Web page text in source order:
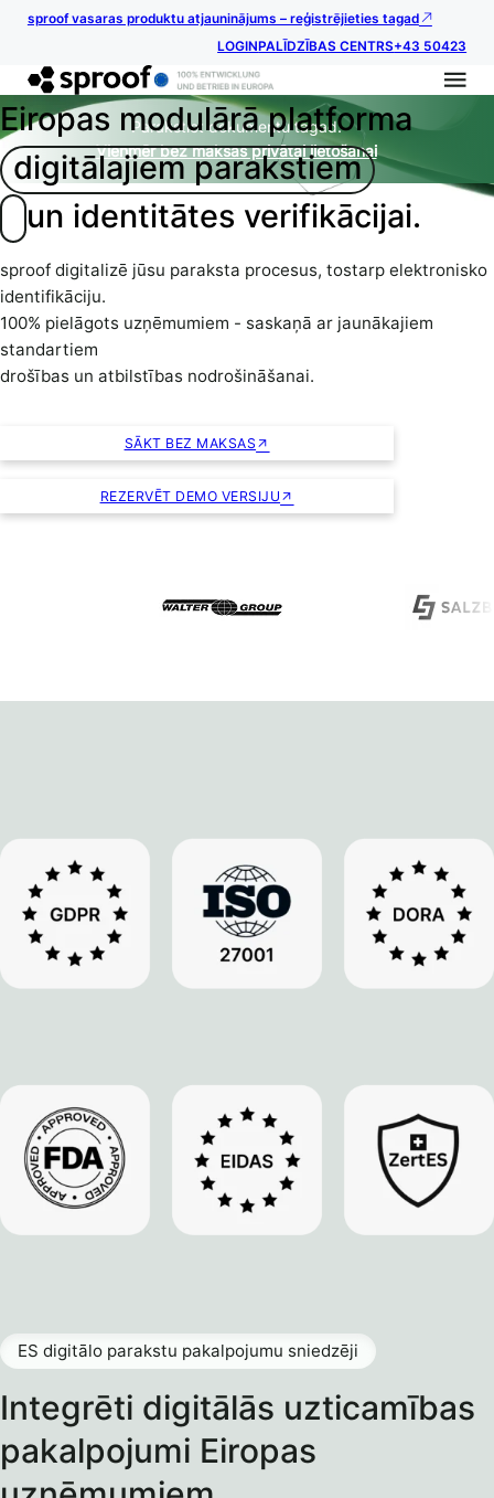
sproof vasaras produktu atjauninājums – reģistrējieties tagad
LOGINPALĪDZĪBAS CENTRS+43 50423
Eiropas modulārā platforma
digitālajiem parakstiem
un identitātes verifikācijai.
sproof digitalizē jūsu paraksta procesus, tostarp elektronisko
identifikāciju.
100% pielāgots uzņēmumiem - saskaņā ar jaunākajiem
standartiem
drošības un atbilstības nodrošināšanai.
SĀKT BEZ MAKSAS
REZERVĒT DEMO VERSIJU
Parakstiet dokumentu tagad.
Vienmēr bez maksas privātai lietošanai
Integrēti digitālās uzticamības
pakalpojumi Eiropas
ES digitālo parakstu pakalpojumu sniedzēji